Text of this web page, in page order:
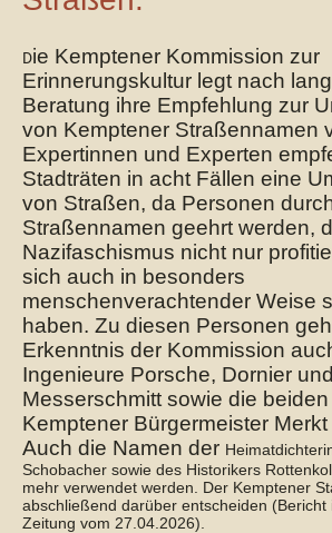
Die Kemptener Kommission zur
Erinnerungskultur legt nach
Beratung ihre Empfehlung zur
von Kemptener Straßennamen
Expertinnen und Experten
Stadträten in acht Fällen eine
von Straßen, da Personen
Straßennamen geehrt werden,
Nazifaschismus nicht nur
sich auch in besonders
menschenverachtender Weise
haben. Zu diesen Personen
Erkenntnis der Kommission
Ingenieure Porsche, Dornier und
Messerschmitt sowie die
Kemptener Bürgermeister
Auch die Namen der
Schobacher sowie des Historikers
mehr verwendet werden. Der Kemptener
abschließend darüber entscheiden (Bericht
Zeitung vom 27.04.2026).